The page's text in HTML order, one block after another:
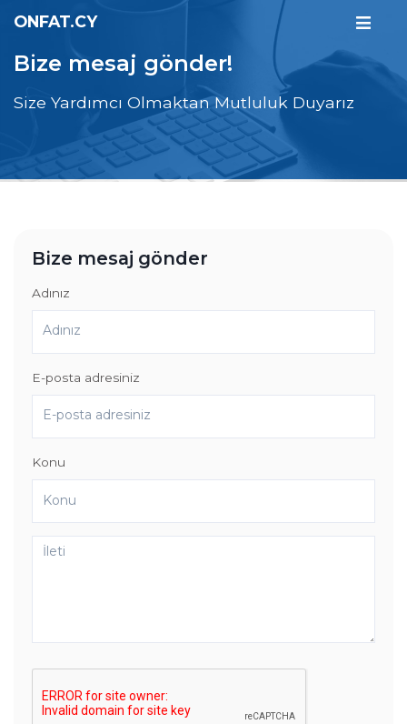
ONFAT.CY
Bize mesaj gönder!
Size Yardımcı Olmaktan Mutluluk Duyarız
Bize mesaj gönder
Adınız
E-posta adresiniz
Konu